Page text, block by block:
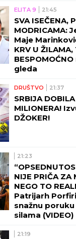
ELITA 9 21:45
SVA ISEČENA,
MODRICAMA:
Maje
KRV U
gleda
DRUŠTVO 21:37
SRBIJA
MILIONERA!
DŽOKER!
21:23
NIJE PRIČA ZA
NEGO TO
Patrijarh
snažnu
silama (VIDEO)
21:19